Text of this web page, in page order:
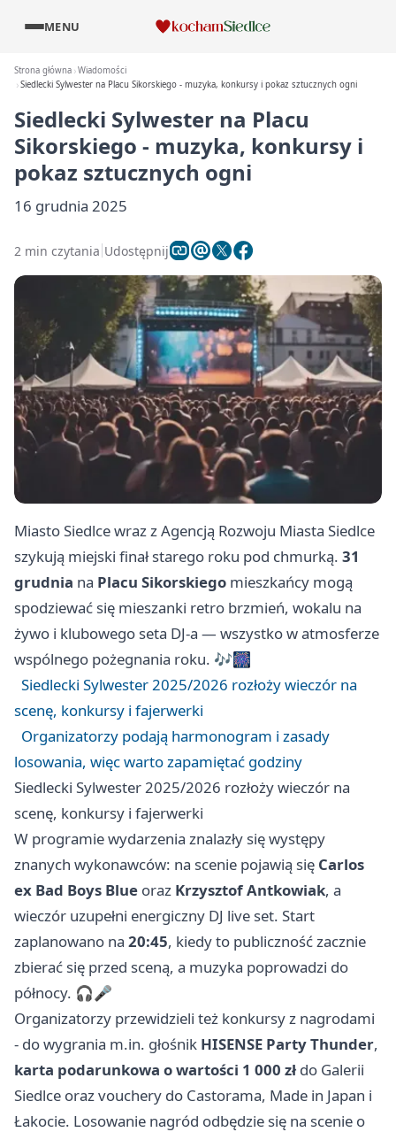
MENU
Strona główna Wiadomości
Siedlecki Sylwester na Placu Sikorskiego - muzyka, konkursy i pokaz sztucznych ogni
Siedlecki Sylwester na Placu
Sikorskiego - muzyka, konkursy i
pokaz sztucznych ogni
16 grudnia 2025
2 min czytania Udostępnij
Miasto Siedlce wraz z Agencją Rozwoju Miasta Siedlce
szykują miejski finał starego roku pod chmurką. 31
grudnia na Placu Sikorskiego mieszkańcy mogą
spodziewać się mieszanki retro brzmień, wokalu na
żywo i klubowego seta DJ-a — wszystko w atmosferze
wspólnego pożegnania roku. 🎶🎆
Siedlecki Sylwester 2025/2026 rozłoży wieczór na
scenę, konkursy i fajerwerki
Organizatorzy podają harmonogram i zasady
losowania, więc warto zapamiętać godziny
Siedlecki Sylwester 2025/2026 rozłoży wieczór na
scenę, konkursy i fajerwerki
W programie wydarzenia znalazły się występy
znanych wykonawców: na scenie pojawią się Carlos
ex Bad Boys Blue oraz Krzysztof Antkowiak, a
wieczór uzupełni energiczny DJ live set. Start
zaplanowano na 20:45, kiedy to publiczność zacznie
zbierać się przed sceną, a muzyka poprowadzi do
północy. 🎧🎤
Organizatorzy przewidzieli też konkursy z nagrodami
- do wygrania m.in. głośnik HISENSE Party Thunder,
karta podarunkowa o wartości 1 000 zł do Galerii
Siedlce oraz vouchery do Castorama, Made in Japan i
Łakocie. Losowanie nagród odbędzie się na scenie o